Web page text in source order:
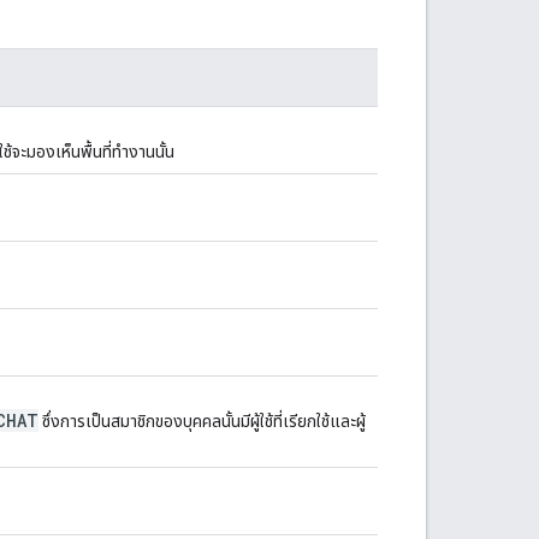
จะมองเห็นพื้นที่ทำงานนั้น
ซึ่งการเป็นสมาชิกของบุคคลนั้นมีผู้ใช้ที่เรียกใช้และผู้